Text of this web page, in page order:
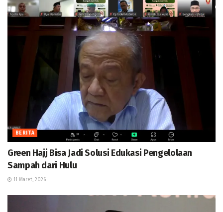
BERITA
Green Hajj Bisa Jadi Solusi Edukasi Pengelolaan
Sampah dari Hulu
11 Maret, 2026